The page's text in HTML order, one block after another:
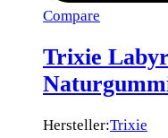
Compare
Trixie
Hersteller:Trixie